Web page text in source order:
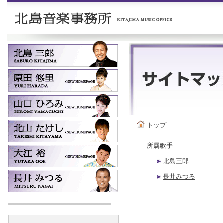
トップ
所属歌手
北島三郎
長井みつる